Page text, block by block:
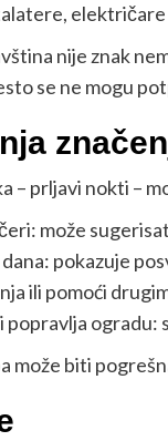
električare
nije znak
se ne mogu
– prljavi nokti –
može
pokazuje
ili pomoći
popravlja
može biti